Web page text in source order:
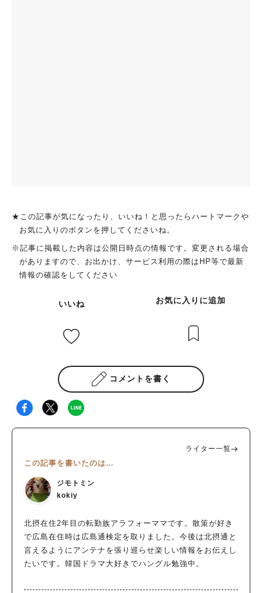
★この記事が気になったり、いいね！と思ったらハートマークや
お気に入りのボタンを押してくださいね。
※記事に掲載した内容は公開日時点の情報です。変更される場合
がありますので、お出かけ、サービス利用の際はHP等で最新
情報の確認をしてください
いいね お気に入りに追加
コメントを書く
ライター一覧
この記事を書いたのは…
ジモトミン
kokiy
北摂在住2年目の転勤族アラフォーママです。散策が好き
で広島在住時は広島通検定を取りました。今後は北摂通と
言えるようにアンテナを張り巡らせ楽しい情報をお伝えし
たいです。韓国ドラマ大好きでハングル勉強中。